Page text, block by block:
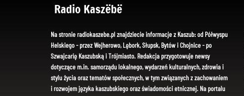
Radio Kaszëbë
Na stronie radiokaszebe.pl znajdziecie informacje z Kaszub: od Półwyspu
Helskiego - przez Wejherowo, Lębork, Słupsk, Bytów i Chojnice - po
Szwajcarię Kaszubską i Trójmiasto. Redakcja przygotowuje newsy
dotyczące m.in. samorządu lokalnego, wydarzeń kulturalnych, zdrowia i
stylu życia oraz tematów społecznych, w tym związanych z zachowaniem
i rozwojem języka kaszubskiego oraz świadomości etnicznej. Na portalu